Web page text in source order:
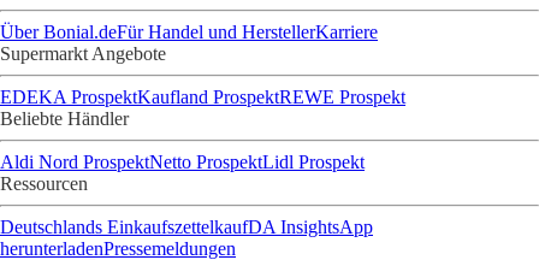
Über Bonial.deFür Handel und HerstellerKarriere
Supermarkt Angebote
EDEKA ProspektKaufland ProspektREWE Prospekt
Beliebte Händler
Aldi Nord ProspektNetto ProspektLidl Prospekt
Ressourcen
Deutschlands EinkaufszettelkaufDA InsightsApp
herunterladenPressemeldungen